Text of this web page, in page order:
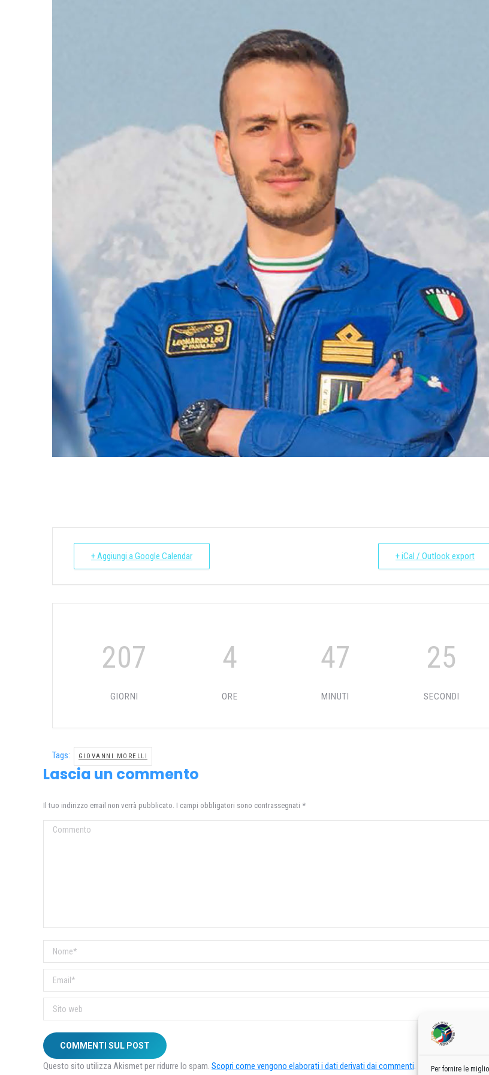
Per fornire le
+ Aggiungi a Google Calendar + iCal / Outlook export
207
GIORNI
4
ORE
47
MINUTI
24
SECONDI
Tags: GIOVANNI MORELLI
Lascia un commento
Il tuo indirizzo email non verrà pubblicato. I campi obbligatori sono contrassegnati *
Commento
Nome *
Email *
Sito web
COMMENTI SUL POST
Questo sito utilizza Akismet per ridurre lo spam. Scopri come vengono elaborati i dati derivati dai commenti.